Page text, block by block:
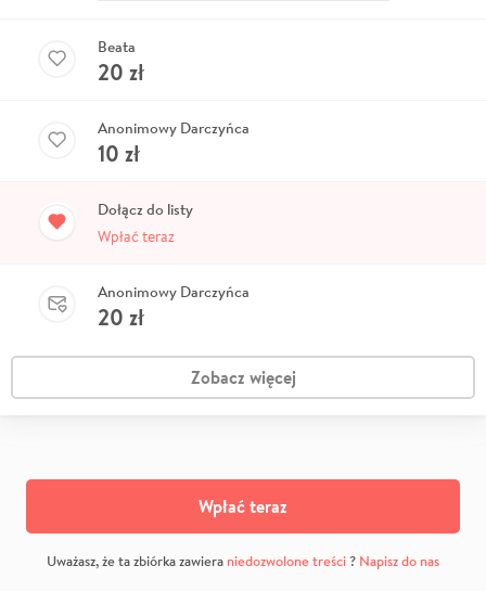
Beata
20 zł
Anonimowy Darczyńca
10 zł
Dołącz do listy
Wpłać teraz
Anonimowy Darczyńca
20 zł
Zobacz więcej
Wpłać teraz
Uważasz, że ta zbiórka zawiera niedozwolone treści? Napisz do nas